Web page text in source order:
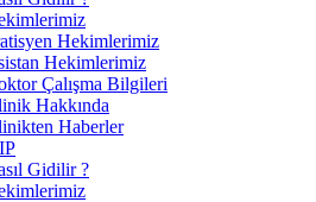
Hekimlerimiz
Hekimlerimiz
Çalışma Bilgileri
Hakkında
Haberler
Gidilir ?